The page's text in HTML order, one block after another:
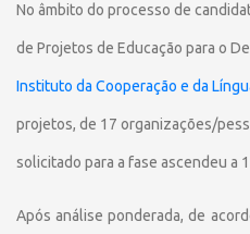
No âmbito do processo de
de Projetos de Educação para o
Instituto da Cooperação e da
projetos, de 17 organizações/
solicitado para a fase ascendeu a
Após análise ponderada, de